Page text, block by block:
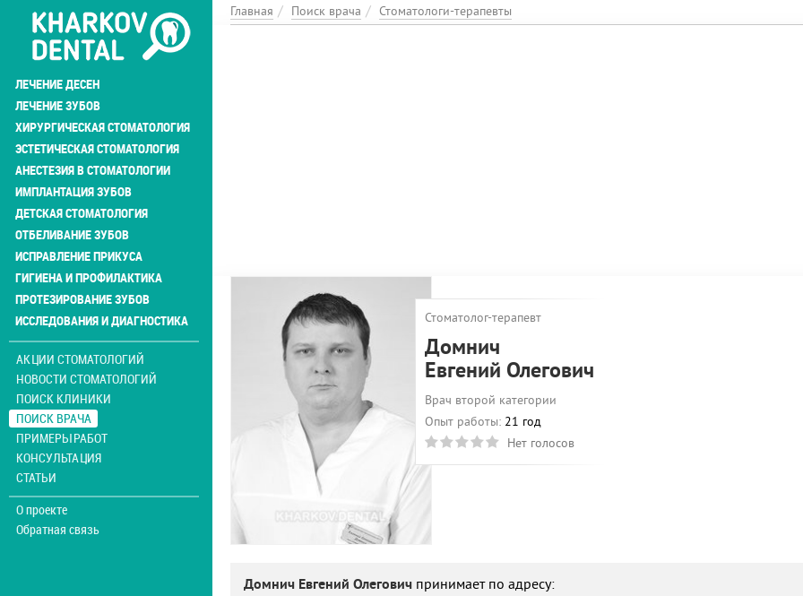
Перейти
основному
содержанию
ЛЕЧЕНИЕ ДЕСЕН
ЛЕЧЕНИЕ ЗУБОВ
ХИРУРГИЧЕСКАЯ СТОМАТОЛОГИЯ
ЭСТЕТИЧЕСКАЯ СТОМАТОЛОГИЯ
АНЕСТЕЗИЯ В СТОМАТОЛОГИИ
ИМПЛАНТАЦИЯ ЗУБОВ
ДЕТСКАЯ СТОМАТОЛОГИЯ
ОТБЕЛИВАНИЕ ЗУБОВ
ИСПРАВЛЕНИЕ ПРИКУСА
ГИГИЕНА И ПРОФИЛАКТИКА
ПРОТЕЗИРОВАНИЕ ЗУБОВ
ИССЛЕДОВАНИЯ И ДИАГНОСТИКА
АКЦИИ СТОМАТОЛОГИЙ
НОВОСТИ СТОМАТОЛОГИЙ
ПОИСК КЛИНИКИ
ПОИСК ВРАЧА
ПРИМЕРЫ РАБОТ
КОНСУЛЬТАЦИЯ
СТАТЬИ
О проекте
Обратная связь
Главная Поиск врача Стоматологи-терапевты
Стоматолог-терапевт
Домнич
Евгений Олегович
Врач второй категории
Опыт работы: 21 год
Нет голосов
Домнич Евгений Олегович принимает по адресу: